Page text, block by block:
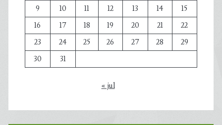
9
10 11 12 13 14
15
16
17 18 19 20 21
22
23
24 25 26 27 28
29
30
31
« jul